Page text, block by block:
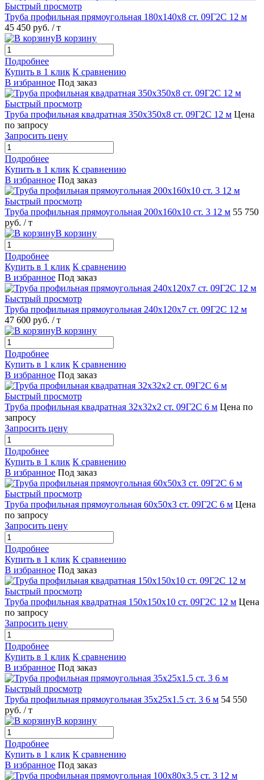
Быстрый просмотр
Труба профильная прямоугольная 180х140х8 ст. 09Г2С 12 м
45 450 руб. / т
В корзину
Подробнее
Купить в 1 клик К сравнению
В избранное Под заказ
Быстрый просмотр
Труба профильная квадратная 350х350х8 ст. 09Г2С 12 м Цена
по запросу
Запросить цену
Подробнее
Купить в 1 клик К сравнению
В избранное Под заказ
Быстрый просмотр
Труба профильная прямоугольная 200х160х10 ст. 3 12 м 55 750
руб. / т
В корзину
Подробнее
Купить в 1 клик К сравнению
В избранное Под заказ
Быстрый просмотр
Труба профильная прямоугольная 240х120х7 ст. 09Г2С 12 м
47 600 руб. / т
В корзину
Подробнее
Купить в 1 клик К сравнению
В избранное Под заказ
Быстрый просмотр
Труба профильная квадратная 32х32х2 ст. 09Г2С 6 м Цена по
запросу
Запросить цену
Подробнее
Купить в 1 клик К сравнению
В избранное Под заказ
Быстрый просмотр
Труба профильная прямоугольная 60х50х3 ст. 09Г2С 6 м Цена
по запросу
Запросить цену
Подробнее
Купить в 1 клик К сравнению
В избранное Под заказ
Быстрый просмотр
Труба профильная квадратная 150х150х10 ст. 09Г2С 12 м Цена
по запросу
Запросить цену
Подробнее
Купить в 1 клик К сравнению
В избранное Под заказ
Быстрый просмотр
Труба профильная прямоугольная 35х25х1.5 ст. 3 6 м 54 550
руб. / т
В корзину
Подробнее
Купить в 1 клик К сравнению
В избранное Под заказ